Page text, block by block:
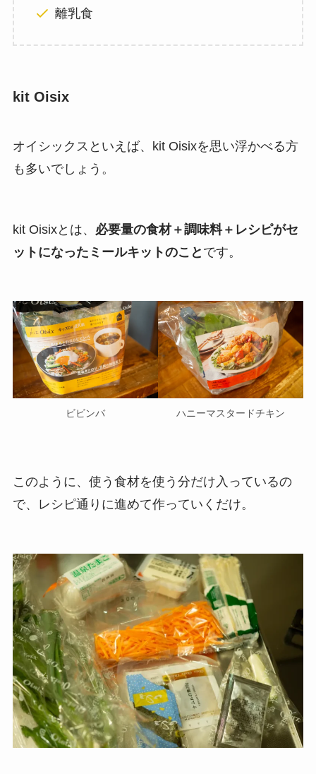
離乳食
kit Oisix
オイシックスといえば、kit Oisixを思い浮かべる方
も多いでしょう。
kit Oisixとは、 必要量の食材＋調味料＋レシピがセ
ットになったミールキットのこと です。
ビビンバ ハニーマスタードチキン
このように、使う食材を使う分だけ入っているの
で、レシピ通りに進めて作っていくだけ。